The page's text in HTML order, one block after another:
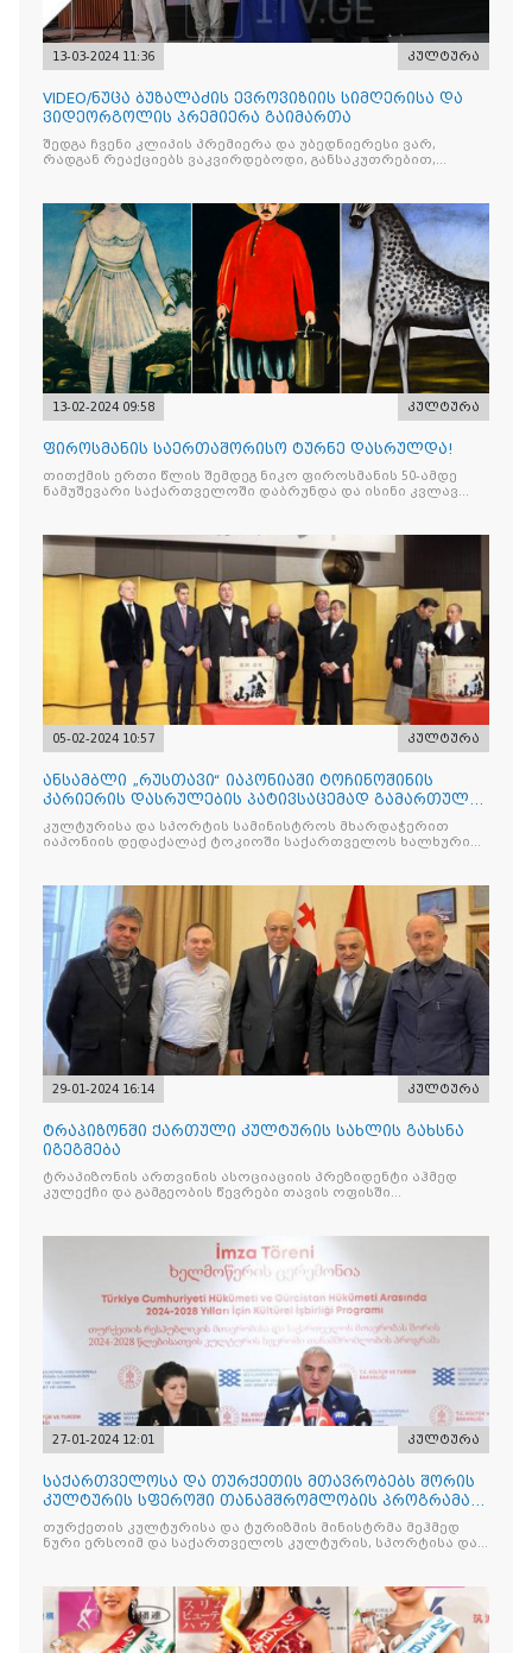
13-03-2024 11:36 კულტურა
VIDEO/ნუცა ბუზალაძის ევროვიზიის სიმღერისა და
ვიდეორგოლის პრემიერა გაიმართა
შედგა ჩვენი კლიპის პრემიერა და უბედნიერესი ვარ,
რადგან რეაქციებს ვაკვირდებოდი, განსაკუთრებით,
13-02-2024 09:58 კულტურა
ფიროსმანის საერთაშორისო ტურნე დასრულდა!
თითქმის ერთი წლის შემდეგ ნიკო ფიროსმანის 50-ამდე
ნამუშევარი საქართველოში დაბრუნდა და ისინი კვლავ
05-02-2024 10:57 კულტურა
ანსამბლი „რუსთავი“ იაპონიაში ტოჩინოშინის
კარიერის დასრულების პატივსაცემად გამართულ
ღონისძიებაზე წარსდგა
კულტურისა და სპორტის სამინისტროს მხარდაჭერით
იაპონიის დედაქალაქ ტოკიოში საქართველოს ხალხური
29-01-2024 16:14 კულტურა
ტრაპიზონში ქართული კულტურის სახლის გახსნა
იგეგმება
ტრაპიზონის ართვინის ასოციაციის პრეზიდენტი აჰმედ
კულექჩი და გამგეობის წევრები თავის ოფისში
27-01-2024 12:01 კულტურა
საქართველოსა და თურქეთის მთავრობებს შორის
კულტურის სფეროში თანამშრომლობის პროგრამა
განახლდა
თურქეთის კულტურისა და ტურიზმის მინისტრმა მეჰმედ
ნური ერსოიმ და საქართველოს კულტურის, სპორტისა და